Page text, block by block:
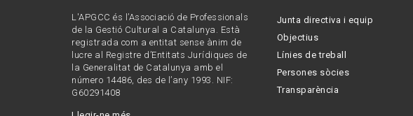
L'APGCC és l’Associació de Professionals
de la Gestió Cultural a Catalunya. Està
registrada com a entitat sense ànim de
lucre al Registre d’Entitats Jurídiques de
la Generalitat de Catalunya amb el
número 14486, des de l’any 1993. NIF:
G60291408
Junta directiva i equip
Objectius
Línies de treball
Persones sòcies
Transparència